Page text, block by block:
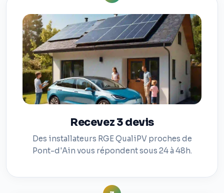
Recevez 3 devis
Des installateurs RGE QualiPV proches de
Pont-d'Ain vous répondent sous 24 à 48h.